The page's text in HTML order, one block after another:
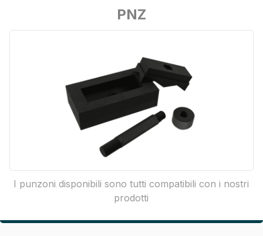
PNZ
I punzoni disponibili sono tutti compatibili con i nostri
prodotti